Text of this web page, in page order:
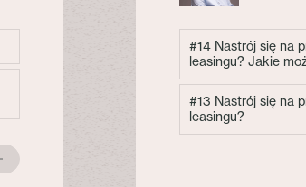
#14 Nastrój się na
leasingu? Jakie
#13 Nastrój się na
leasingu?